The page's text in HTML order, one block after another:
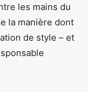
les mains du
la manière dont
de style – et